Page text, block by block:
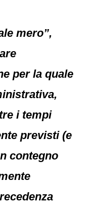
mero”,
per la quale
i tempi
previsti (e
contegno